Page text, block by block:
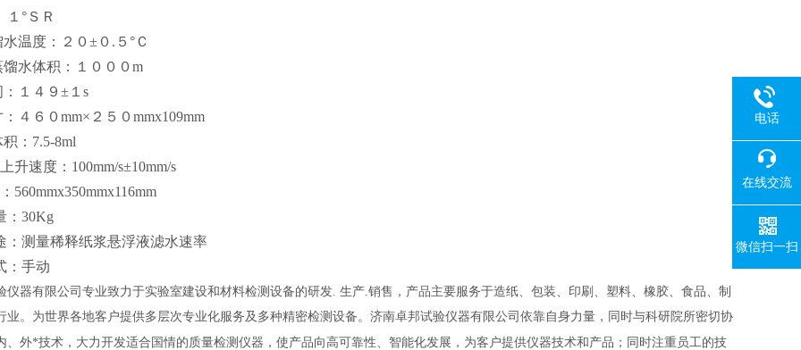
１°ＳＲ
温度：２０±０.５°Ｃ
馏水体积：１０００m
：１４９±１s
４６０mm×２５０mmx109mm
体积：7.5-8ml
升速度：100mm/s±10mm/s
560mmx350mmx116mm
：30Kg
：测量稀释纸浆悬浮液滤水速率
：手动
仪器有限公司专业致力于实验室建设和材料检测设备的研发. 生产.销售，产品主要服务于造纸、包装、印刷、塑料、橡胶、食品、制
业。为世界各地客户提供多层次专业化服务及多种精密检测设备。济南卓邦试验仪器有限公司依靠自身力量，同时与科研院所密切协
、外*技术，大力开发适合国情的质量检测仪器，使产品向高可靠性、智能化发展，为客户提供仪器技术和产品；同时注重员工的技
电话
在线交流
微信扫一扫